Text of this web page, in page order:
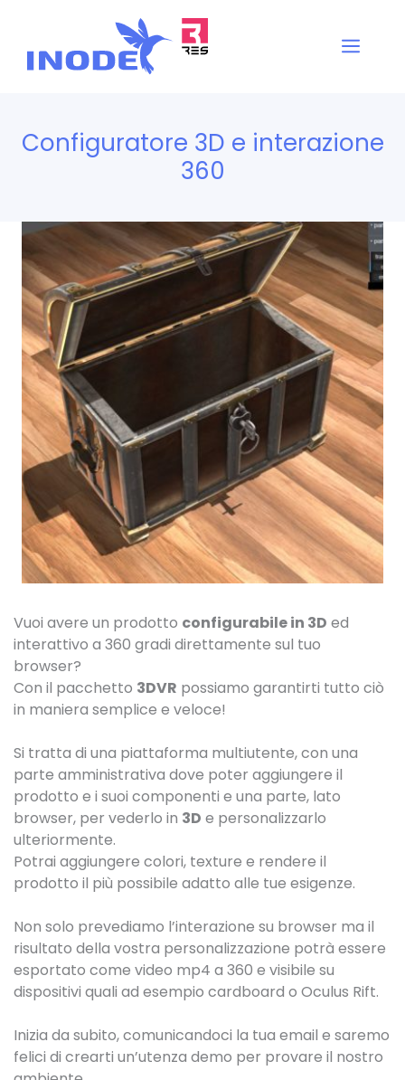
contenuto
Configuratore 3D e interazione
360
Vuoi avere un prodotto configurabile in 3D ed
interattivo a 360 gradi direttamente sul tuo
browser?
Con il pacchetto 3DVR possiamo garantirti tutto ciò
in maniera semplice e veloce!
Si tratta di una piattaforma multiutente, con una
parte amministrativa dove poter aggiungere il
prodotto e i suoi componenti e una parte, lato
browser, per vederlo in 3D e personalizzarlo
ulteriormente.
Potrai aggiungere colori, texture e rendere il
prodotto il più possibile adatto alle tue esigenze.
Non solo prevediamo l’interazione su browser ma il
risultato della vostra personalizzazione potrà essere
esportato come video mp4 a 360 e visibile su
dispositivi quali ad esempio cardboard o Oculus Rift.
Inizia da subito, comunicandoci la tua email e saremo
felici di crearti un’utenza demo per provare il nostro